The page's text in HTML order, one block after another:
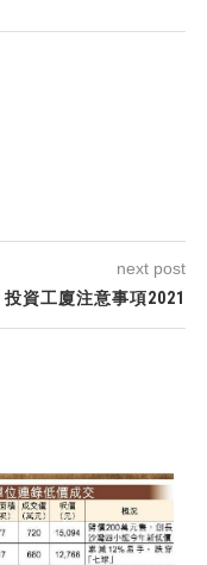
next post
投資工廈注意事項2021